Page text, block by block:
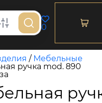
0
/ Мебельные
ручка mod. 890